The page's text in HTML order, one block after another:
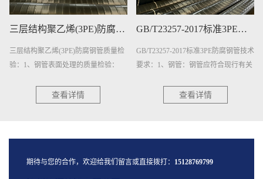
三层结构聚乙烯(3PE)防腐钢管质量检验
三层结构聚乙烯(3PE)防腐钢管质量检
验：1、钢管表面处理的质量检验：
表面除锈等级检验,用GB/T···
查看详情
​GB/T23257-2017标准3PE防腐钢管技术要求
GB/T23257-2017标准3PE防腐钢管技术
要求：1、钢管：钢管应符合现行有关
有出厂合格证。2、应对钢···
查看详情
期待与您的合作，欢迎给我们留言或直接拨打： 15128769799